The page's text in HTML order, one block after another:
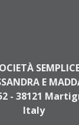
E
- 38121
Italy